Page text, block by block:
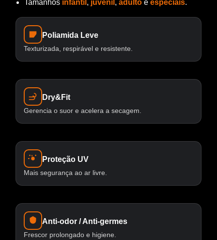
Tamanhos infantil , juvenil , adulto e especiais.
Poliamida Leve
Texturizada, respirável e resistente.
Dry&Fit
Gerencia o suor e acelera a secagem.
Proteção UV
Mais segurança ao ar livre.
Anti-odor / Anti-germes
Frescor prolongado e higiene.